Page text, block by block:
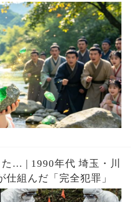
… | 1990年代 埼玉・川
組んだ「完全犯罪」